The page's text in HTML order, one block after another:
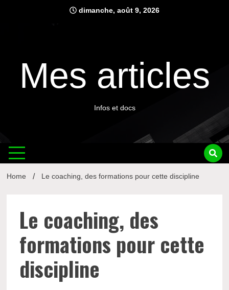
dimanche, août 9, 2026
Mes articles
Infos et docs
Home Le coaching, des formations pour cette discipline
Le coaching, des
formations pour cette
discipline